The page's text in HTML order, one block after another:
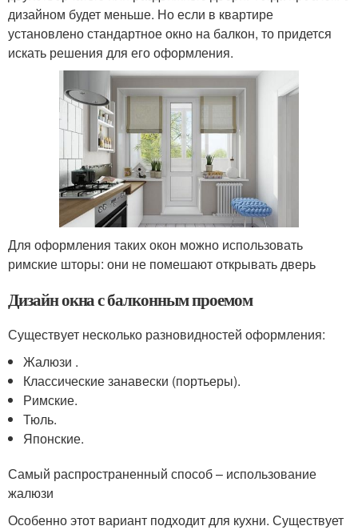
дизайном будет меньше. Но если в квартире
установлено стандартное окно на балкон, то придется
искать решения для его оформления.
Для оформления таких окон можно использовать
римские шторы: они не помешают открывать дверь
Дизайн окна с балконным проемом
Существует несколько разновидностей оформления:
Жалюзи .
Классические занавески (портьеры).
Римские.
Тюль.
Японские.
Самый распространенный способ – использование
жалюзи
Особенно этот вариант подходит для кухни. Существует